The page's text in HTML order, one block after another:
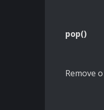
pop()
Remove